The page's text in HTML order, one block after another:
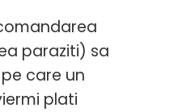
paraziti) sa
care un
plati